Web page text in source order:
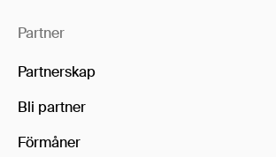
Partner
Partnerskap
Bli partner
Förmåner